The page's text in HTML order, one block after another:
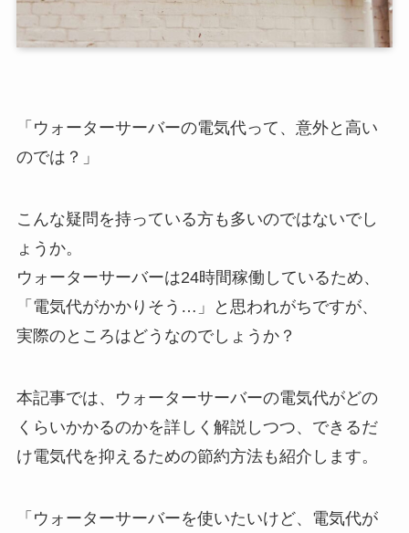
「ウォーターサーバーの電気代って、意外と高い
のでは？」
こんな疑問を持っている方も多いのではないでし
ょうか。
ウォーターサーバーは24時間稼働しているため、
「電気代がかかりそう…」と思われがちですが、
実際のところはどうなのでしょうか？
本記事では、ウォーターサーバーの電気代がどの
くらいかかるのかを詳しく解説しつつ、できるだ
け電気代を抑えるための節約方法も紹介します。
「ウォーターサーバーを使いたいけど、電気代が